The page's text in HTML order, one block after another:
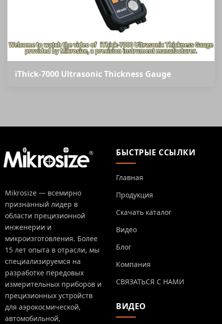
iThick-7000 Ultrasonic Thickness Gauge
Mikrosize — всемирно
признанный лидер в
области прецизионной
инженерии и
микроизготовления. Более
15 лет опыта в отрасли, мы
специализируемся на
разработке передовых
измерительных приборов и
прецизионных устройств
для аэрокосмической,
автомобильной,
БЫСТРЫЕ ССЫЛКИ
Главная
Продукция
Скачать каталог
Видео
Блог
Компания
СВЯЗАТЬСЯ С НАМИ
ВИДЕО